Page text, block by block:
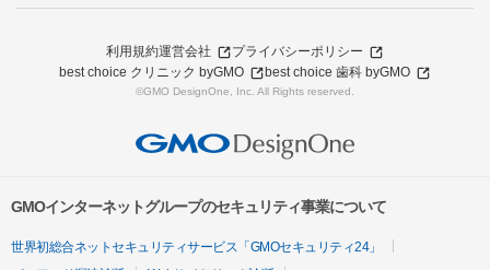
利用規約運営会社
プライバシーポリシー
best choice クリニック byGMO
best choice 歯科 byGMO
©GMO DesignOne, Inc. All Rights reserved.
GMOインターネットグループのセキュリティ事業について
世界初総合ネットセキュリティサービス「GMOセキュリティ24」